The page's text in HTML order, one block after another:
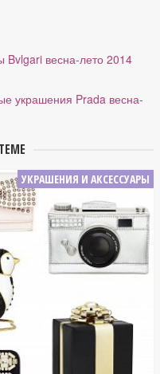
Bvlgari весна-лето 2014
украшения Prada весна-
УКРАШЕНИЯ И АКСЕССУАРЫ